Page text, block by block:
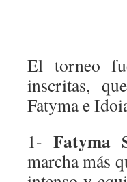
El torneo
inscritas,
Fatyma e
1- Fatyma
marcha más